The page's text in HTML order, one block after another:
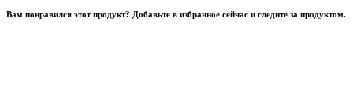
Вам понравился этот продукт? Добавьте в избранное сейчас и следите за продуктом.